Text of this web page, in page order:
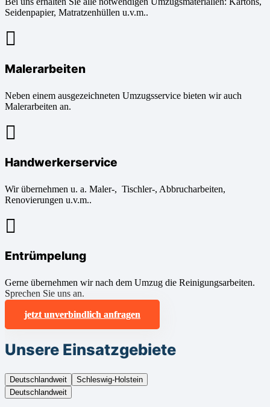
Seidenpapier, Matratzenhüllen u.v.m..
Malerarbeiten
Neben einem ausgezeichneten Umzugsservice bieten wir auch
Malerarbeiten an.
Handwerkerservice
Wir übernehmen u. a. Maler-, Tischler-, Abbrucharbeiten,
Renovierungen u.v.m..
Entrümpelung
Gerne übernehmen wir nach dem Umzug die Reinigungsarbeiten.
Sprechen Sie uns an.
jetzt unverbindlich anfragen
Unsere Einsatzgebiete
Deutschlandweit
Schleswig-Holstein
Deutschlandweit